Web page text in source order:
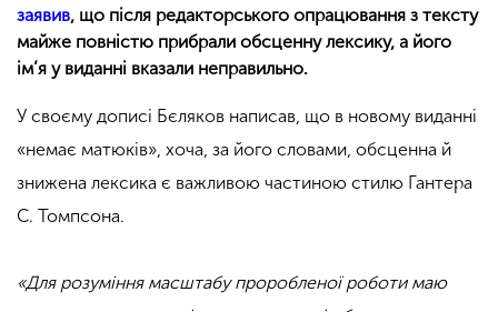
заявив, що після редакторського опрацювання з тексту
майже повністю прибрали обсценну лексику, а його
ім’я у виданні вказали неправильно.
У своєму дописі Бєляков написав, що в новому виданні
«немає матюків», хоча, за його словами, обсценна й
знижена лексика є важливою частиною стилю Гантера
С. Томпсона.
«Для розуміння масштабу проробленої роботи маю